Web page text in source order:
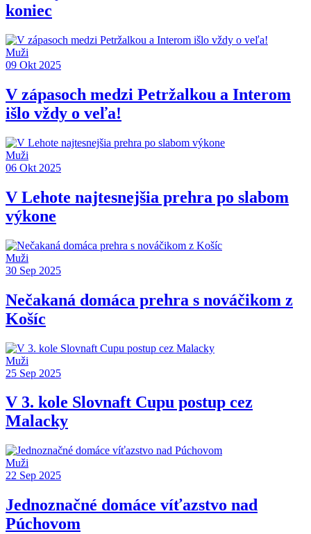
koniec
Muži
09 Okt 2025
V zápasoch medzi Petržalkou a Interom
išlo vždy o veľa!
Muži
06 Okt 2025
V Lehote najtesnejšia prehra po slabom
výkone
Muži
30 Sep 2025
Nečakaná domáca prehra s nováčikom z
Košíc
Muži
25 Sep 2025
V 3. kole Slovnaft Cupu postup cez
Malacky
Muži
22 Sep 2025
Jednoznačné domáce víťazstvo nad
Púchovom